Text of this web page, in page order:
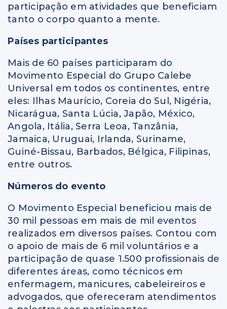
participação em atividades que beneficiam
tanto o corpo quanto a mente.
Países participantes
Mais de 60 países participaram do
Movimento Especial do Grupo Calebe
Universal em todos os continentes, entre
eles: Ilhas Maurício, Coreia do Sul, Nigéria,
Nicarágua, Santa Lúcia, Japão, México,
Angola, Itália, Serra Leoa, Tanzânia,
Jamaica, Uruguai, Irlanda, Suriname,
Guiné-Bissau, Barbados, Bélgica, Filipinas,
entre outros.
Números do evento
O Movimento Especial beneficiou mais de
30 mil pessoas em mais de mil eventos
realizados em diversos países. Contou com
o apoio de mais de 6 mil voluntários e a
participação de quase 1.500 profissionais de
diferentes áreas, como técnicos em
enfermagem, manicures, cabeleireiros e
advogados, que ofereceram atendimentos